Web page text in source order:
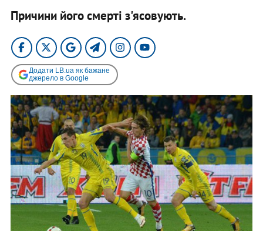
Причини його смерті з'ясовують.
Додати LB.ua як бажане
джерело в Google